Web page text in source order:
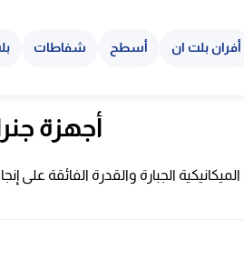
أفران بلت ان أسطح شفاطات
أجهزة
الجبارة والقدرة الفائقة على